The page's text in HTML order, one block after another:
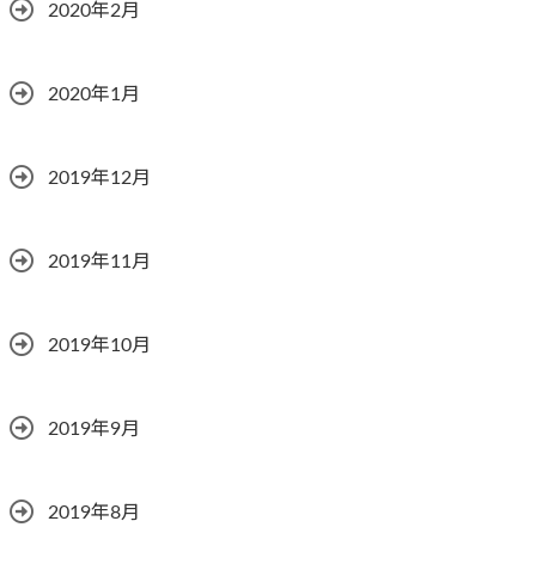
2020年2月
2020年1月
2019年12月
2019年11月
2019年10月
2019年9月
2019年8月